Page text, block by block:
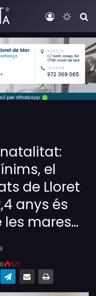
Iniciar
el
de Lloret
anys és
mares…
0 521
TelegramCompartir por email Imprimir